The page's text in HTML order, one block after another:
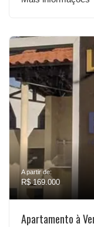
A partir de:
R$ 169.000
Apartamento à